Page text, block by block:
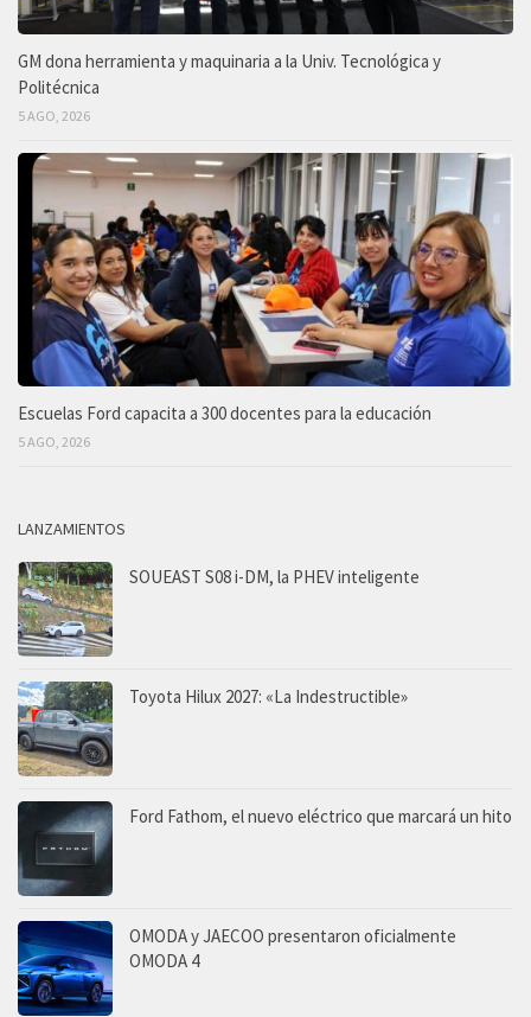
GM dona herramienta y maquinaria a la Univ. Tecnológica y
Politécnica
5 AGO, 2026
Escuelas Ford capacita a 300 docentes para la educación
5 AGO, 2026
LANZAMIENTOS
SOUEAST S08 i-DM, la PHEV inteligente
Toyota Hilux 2027: «La Indestructible»
Ford Fathom, el nuevo eléctrico que marcará un hito
OMODA y JAECOO presentaron oficialmente
OMODA 4